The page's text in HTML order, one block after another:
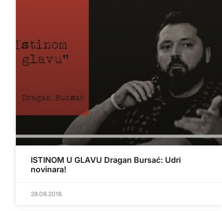
ISTINOM U GLAVU Dragan Bursać: Udri
novinara!
28.08.2018.